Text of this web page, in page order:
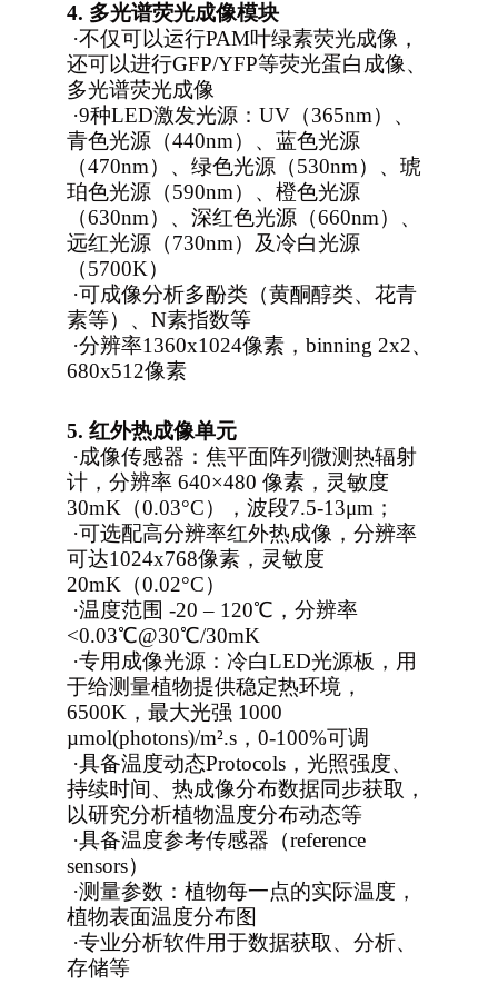
4. 多光谱荧光成像模块
·不仅可以运行PAM叶绿素荧光成像，
还可以进行GFP/YFP等荧光蛋白成像、
多光谱荧光成像
·9种LED激发光源：UV（365nm）、
青色光源（440nm）、蓝色光源
（470nm）、绿色光源（530nm）、琥
珀色光源（590nm）、橙色光源
（630nm）、深红色光源（660nm）、
远红光源（730nm）及冷白光源
（5700K）
·可成像分析多酚类（黄酮醇类、花青
素等）、N素指数等
·分辨率1360x1024像素，binning 2x2、
680x512像素
5. 红外热成像单元
·成像传感器：焦平面阵列微测热辐射
计，分辨率 640×480 像素，灵敏度
30mK（0.03°C），波段7.5-13μm ；
·可选配高分辨率红外热成像，分辨率
可达1024x768像素，灵敏度
20mK（0.02°C）
·温度范围 -20 – 120℃，分辨率
<0.03℃@30℃/30mK
·专用成像光源：冷白LED光源板，用
于给测量植物提供稳定热环境，
6500K，最大光强 1000
µmol(photons)/m².s，0-100%可调
·具备温度动态Protocols，光照强度、
持续时间、热成像分布数据同步获取，
以研究分析植物温度分布动态等
·具备温度参考传感器（reference
sensors）
·测量参数：植物每一点的实际温度，
植物表面温度分布图
·专业分析软件用于数据获取、分析、
存储等